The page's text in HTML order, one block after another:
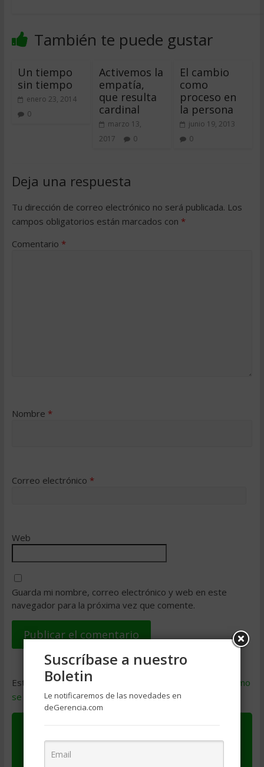
También te puede gustar
Un tiempo
sin tiempo
enero 23, 2014
0
Activemos la
empatía,
que resulta
cardinal
marzo 13,
2017
0
El cambio
como
proceso en
la persona
junio 19, 2013
0
Deja una respuesta
Tu dirección de correo electrónico no será publicada. Los
campos obligatorios están marcados con *
Comentario *
Nombre *
Correo electrónico *
Web
Guarda mi nombre, correo electrónico y web en este
navegador para la próxima vez que comente.
Este sitio usa Akismet para reducir el spam.
Aprende cómo
se procesan los datos de tus comentarios
Este artículo es Copyright de su autor(a). El
autor(a) es responsable por el contenido y
Suscríbase a nuestro
Boletin
Le notificaremos de las novedades en
deGerencia.com